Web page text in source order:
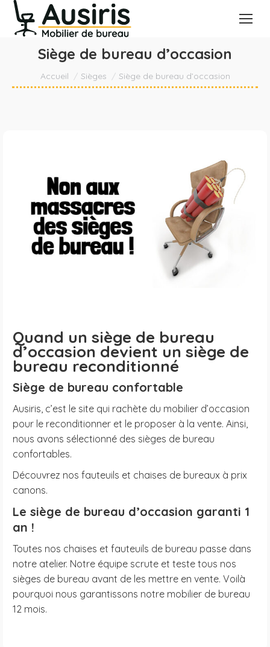
Siège de bureau d’occasion
Vous êtes ici :
Accueil Sièges Siège de bureau d’occasion
Quand un siège de bureau
d’occasion devient un siège de
bureau reconditionné
Siège de bureau confortable
Ausiris, c’est le site qui rachète du mobilier d’occasion
pour le reconditionner et le proposer à la vente. Ainsi,
nous avons sélectionné des sièges de bureau
confortables.
Découvrez nos fauteuils et chaises de bureaux à prix
canons.
Le siège de bureau d’occasion garanti 1
an !
Toutes nos chaises et fauteuils de bureau passe dans
notre atelier. Notre équipe scrute et teste tous nos
sièges de bureau avant de les mettre en vente. Voilà
pourquoi nous garantissons notre mobilier de bureau
12 mois.